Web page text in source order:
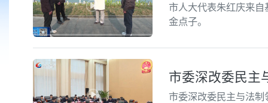
市人大代表朱红庆来
金点子。
市委深改委民主
市委深改委民主与法